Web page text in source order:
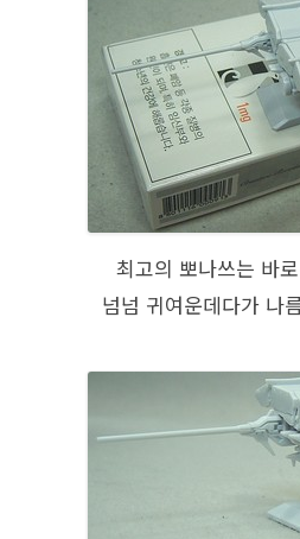
최고의 뽀나쓰는 바
넘넘 귀여운데다가 나